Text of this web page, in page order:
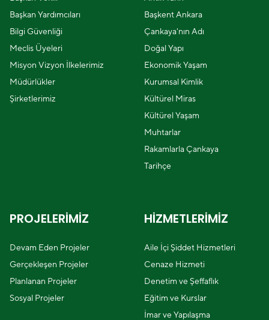
Başkan Yardımcıları
Bilgi Güvenliği
Meclis Üyeleri
Misyon Vizyon İlkelerimiz
Müdürlükler
Şirketlerimiz
Başkent Ankara
Çankaya'nın Adı
Doğal Yapı
Ekonomik Yaşam
Kurumsal Kimlik
Kültürel Miras
Kültürel Yaşam
Muhtarlar
Rakamlarla Çankaya
Tarihçe
PROJELERİMİZ
Devam Eden Projeler
Gerçekleşen Projeler
Planlanan Projeler
Sosyal Projeler
HİZMETLERİMİZ
Aile İçi Şiddet Hizmetleri
Cenaze Hizmeti
Denetim ve Şeffaflık
Eğitim ve Kurslar
İmar ve Yapılaşma